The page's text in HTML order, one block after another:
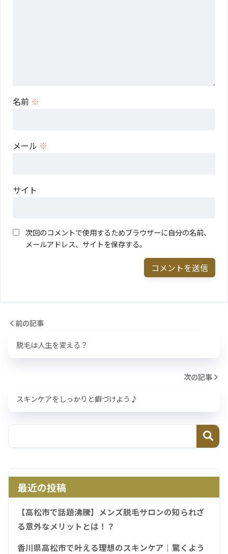
名前 ※
メール ※
サイト
次回のコメントで使用するためブラウザーに自分の名前、
メールアドレス、サイトを保存する。
前の記事
脱毛は人生を変える？
次の記事
スキンケアをしっかりと癖づけよう♪
最近の投稿
【高松市で話題沸騰】メンズ脱毛サロンの知られざ
る意外なメリットとは！？
香川県高松市で叶える理想のスキンケア｜驚くよう